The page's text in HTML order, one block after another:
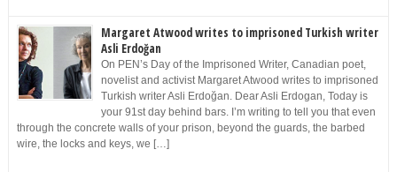
Margaret Atwood writes to imprisoned Turkish writer
Asli Erdoğan
On PEN’s Day of the Imprisoned Writer, Canadian poet,
novelist and activist Margaret Atwood writes to imprisoned
Turkish writer Asli Erdoğan. Dear Asli Erdogan, Today is
your 91st day behind bars. I’m writing to tell you that even
through the concrete walls of your prison, beyond the guards, the barbed
wire, the locks and keys, we […]